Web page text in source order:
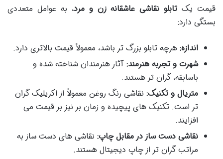
قیمت یک تابلو نقاشی عاشقانه زن و مرد، به عوامل متعددی
بستگی دارد:
اندازه: هرچه تابلو بزرگ تر باشد، معمولاً قیمت بالاتری دارد.
شهرت و تجربه هنرمند: آثار هنرمندان شناخته شده و
باسابقه، گران تر هستند.
متریال و تکنیک: نقاشی رنگ روغن معمولاً از اکریلیک گران
تر است. تکنیک های پیچیده و زمان بر نیز بر قیمت می
افزایند.
نقاشی دست ساز در مقابل چاپ: نقاشی های دست ساز به
مراتب گران تر از چاپ دیجیتال هستند.